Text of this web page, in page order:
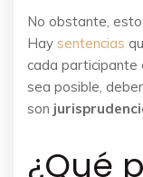
No obstante,
Hay sentencias
cada participante
sea posible,
son
¿Qué